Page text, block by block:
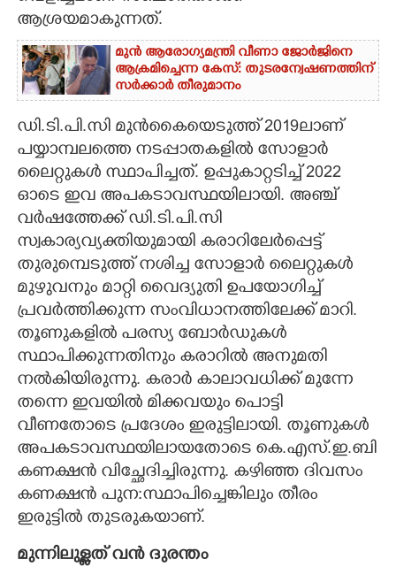
ആശ്രയമാകുന്നത്.
മുൻ ആരോഗ്യമന്ത്രി വീണാ ജോർജിനെ
ആക്രമിച്ചെന്ന കേസ്: തുടരന്വേഷണത്തിന്
സർക്കാർ തീരുമാനം
ഡി.ടി.പി.സി മുൻകൈയെടുത്ത് 2019ലാണ്
പയ്യാമ്പലത്തെ നടപ്പാതകളിൽ സോളാർ
ലൈറ്റുകൾ സ്ഥാപിച്ചത്. ഉപ്പുകാറ്റടിച്ച് 2022
ഓടെ ഇവ അപകടാവസ്ഥയിലായി. അഞ്ച്
വർഷത്തേക്ക് ഡി.ടി.പി.സി
സ്വകാര്യവ്യക്തിയുമായി കരാറിലേർപ്പെട്ട്
തുരുമ്പെടുത്ത് നശിച്ച സോളാർ ലൈറ്റുകൾ
മുഴുവനും മാറ്റി വൈദ്യുതി ഉപയോഗിച്ച്
പ്രവർത്തിക്കുന്ന സംവിധാനത്തിലേക്ക് മാറി.
തൂണുകളിൽ പരസ്യ ബോർഡുകൾ
സ്ഥാപിക്കുന്നതിനും കരാറിൽ അനുമതി
നൽകിയിരുന്നു. കരാർ കാലാവധിക്ക് മുന്നേ
തന്നെ ഇവയിൽ മിക്കവയും പൊട്ടി
വീണതോടെ പ്രദേശം ഇരുട്ടിലായി. തൂണുകൾ
അപകടാവസ്ഥയിലായതോടെ കെ.എസ്.ഇ.ബി
കണക്ഷൻ വിച്ഛേദിച്ചിരുന്നു. കഴിഞ്ഞ ദിവസം
കണക്ഷൻ പുന:സ്ഥാപിച്ചെങ്കിലും തീരം
ഇരുട്ടിൽ തുടരുകയാണ്.
മുന്നിലുള്ളത് വൻ ദുരന്തം